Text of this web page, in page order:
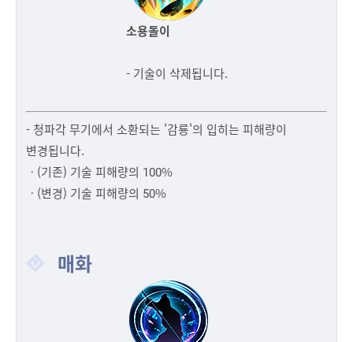
소용돌이
- 기술이 삭제됩니다.
- 청파각 무기에서 소환되는 '감룡'의 입히는 피해량이
변경됩니다.
ㆍ(기존) 기술 피해량의 100%
ㆍ(변경) 기술 피해량의 50%
매화